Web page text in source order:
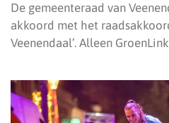
De gemeenteraad van
akkoord met het
Veenendaal’. Alleen